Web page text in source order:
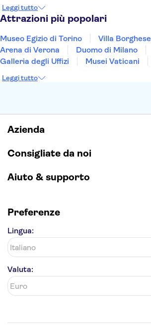
Genova
Palermo
Leggi tutto
Attrazioni più popolari
Museo Egizio di Torino
Villa Borghese
Arena di Verona
Duomo di Milano
Galleria degli Uffizi
Musei Vaticani
Reggia di Caserta
Leggi tutto
Azienda
Consigliate da noi
Aiuto & supporto
Preferenze
Lingua:
Valuta: